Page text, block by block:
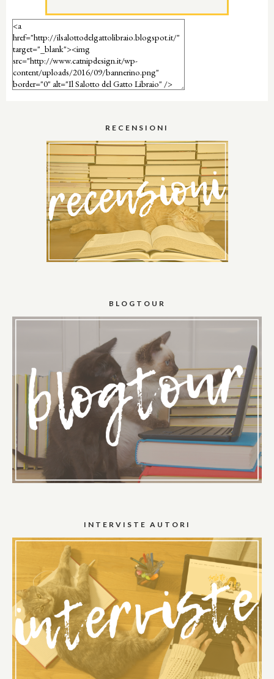
RECENSIONI
BLOGTOUR
INTERVISTE AUTORI